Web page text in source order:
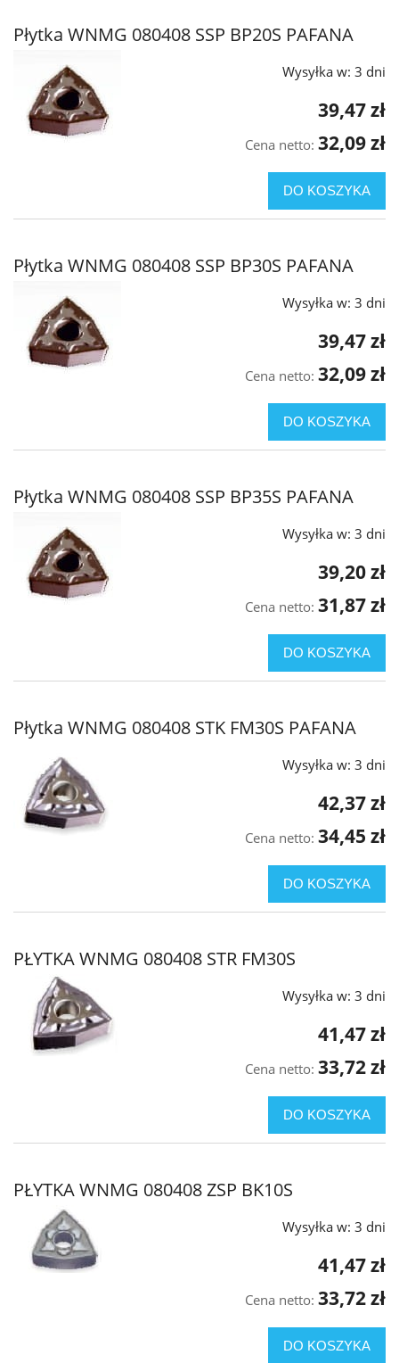
Płytka WNMG 080408 SSP BP20S PAFANA
Wysyłka w: 3 dni
39,47 zł
Cena netto: 32,09 zł
DO KOSZYKA
Płytka WNMG 080408 SSP BP30S PAFANA
Wysyłka w: 3 dni
39,47 zł
Cena netto: 32,09 zł
DO KOSZYKA
Płytka WNMG 080408 SSP BP35S PAFANA
Wysyłka w: 3 dni
39,20 zł
Cena netto: 31,87 zł
DO KOSZYKA
Płytka WNMG 080408 STK FM30S PAFANA
Wysyłka w: 3 dni
42,37 zł
Cena netto: 34,45 zł
DO KOSZYKA
PŁYTKA WNMG 080408 STR FM30S
Wysyłka w: 3 dni
41,47 zł
Cena netto: 33,72 zł
DO KOSZYKA
PŁYTKA WNMG 080408 ZSP BK10S
Wysyłka w: 3 dni
41,47 zł
Cena netto: 33,72 zł
DO KOSZYKA